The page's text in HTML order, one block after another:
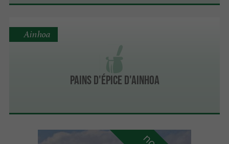
Pains d'épice d'Ainhoa
Ainhoa